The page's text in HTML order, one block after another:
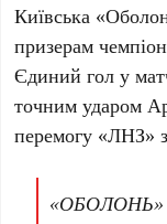
Київська
призерам
Єдиний гол у
точним ударом
перемогу «ЛНЗ»